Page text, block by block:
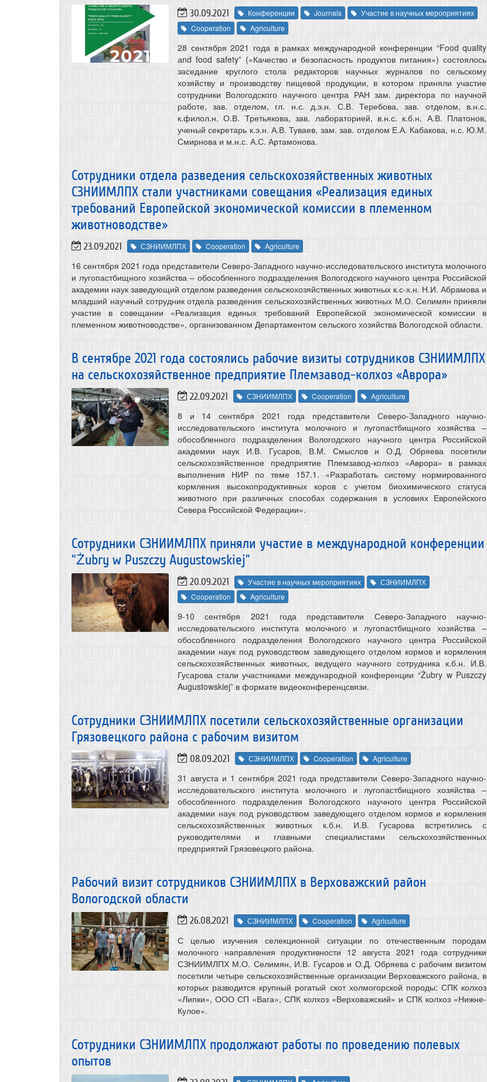
30.09.2021 Конференции Journals
Участие в научных мероприятиях
Cooperation
Agriculture
28 сентября 2021 года в рамках международной конференции “Food quality
аnd food safety” («Качество и безопасность продуктов питания») состоялось
заседание круглого стола редакторов научных журналов по сельскому
хозяйству и производству пищевой продукции, в котором приняли участие
сотрудники Вологодского научного центра РАН зам. директора по научной
работе, зав. отделом, гл. н.с. д.э.н. С.В. Теребова, зав. отделом, в.н.с.
к.филол.н. О.В. Третьякова, зав. лабораторией, в.н.с. к.б.н. А.В. Платонов,
ученый секретарь к.э.н. А.В. Туваев, зам. зав. отделом Е.А. Кабакова, н.с. Ю.М.
Смирнова и м.н.с. А.С. Артамонова.
Сотрудники отдела разведения сельскохозяйственных животных
СЗНИИМЛПХ стали участниками совещания «Реализация единых
требований Европейской экономической комиссии в племенном
животноводстве»
23.09.2021 СЗНИИМЛПХ Cooperation Agriculture
16 сентября 2021 года представители Северо-Западного научно-исследовательского института молочного
и лугопастбищного хозяйства – обособленного подразделения Вологодского научного центра Российской
академии наук заведующий отделом разведения сельскохозяйственных животных к.с-х.н. Н.И. Абрамова и
младший научный сотрудник отдела разведения сельскохозяйственных животных М.О. Селимян приняли
участие в совещании «Реализация единых требований Европейской экономической комиссии в
племенном животноводстве», организованном Департаментом сельского хозяйства Вологодской области.
В сентябре 2021 года состоялись рабочие визиты сотрудников СЗНИИМЛПХ
на сельскохозяйственное предприятие Племзавод-колхоз «Аврора»
22.09.2021 СЗНИИМЛПХ Cooperation Agriculture
8 и 14 сентября 2021 года представители Северо-Западного научно-
исследовательского института молочного и лугопастбищного хозяйства –
обособленного подразделения Вологодского научного центра Российской
академии наук И.В. Гусаров, В.М. Смыслов и О.Д. Обряева посетили
сельскохозяйственное предприятие Племзавод-колхоз «Аврора» в рамках
выполнения НИР по теме 157.1. «Разработать систему нормированного
кормления высокопродуктивных коров с учетом биохимического статуса
животного при различных способах содержания в условиях Европейского
Севера Российской Федерации».
Сотрудники СЗНИИМЛПХ приняли участие в международной конференции
“Żubry w Puszczy Augustowskiej”
20.09.2021 Участие в научных мероприятиях
СЗНИИМЛПХ
Cooperation
Agriculture
9-10 сентября 2021 года представители Северо-Западного научно-
исследовательского института молочного и лугопастбищного хозяйства –
обособленного подразделения Вологодского научного центра Российской
академии наук под руководством заведующего отделом кормов и кормления
сельскохозяйственных животных, ведущего научного сотрудника к.б.н. И.В.
Гусарова стали участниками международной конференции “Żubry w Puszczy
Augustowskiej” в формате видеоконференцсвязи.
Сотрудники СЗНИИМЛПХ посетили сельскохозяйственные организации
Грязовецкого района с рабочим визитом
08.09.2021 СЗНИИМЛПХ Cooperation Agriculture
31 августа и 1 сентября 2021 года представители Северо-Западного научно-
исследовательского института молочного и лугопастбищного хозяйства –
обособленного подразделения Вологодского научного центра Российской
академии наук под руководством заведующего отделом кормов и кормления
сельскохозяйственных животных к.б.н. И.В. Гусарова встретились с
руководителями и главными специалистами сельскохозяйственных
предприятий Грязовецкого района.
Рабочий визит сотрудников СЗНИИМЛПХ в Верховажский район
Вологодской области
26.08.2021 СЗНИИМЛПХ Cooperation Agriculture
С целью изучения селекционной ситуации по отечественным породам
молочного направления продуктивности 12 августа 2021 года сотрудники
СЗНИИМЛПХ М.О. Селимян, И.В. Гусаров и О.Д. Обряева с рабочим визитом
посетили четыре сельскохозяйственные организации Верховажского района, в
которых разводится крупный рогатый скот холмогорской породы: СПК колхоз
«Липки», ООО СП «Вага», СПК колхоз «Верховажский» и СПК колхоз «Нижне-
Кулое».
Сотрудники СЗНИИМЛПХ продолжают работы по проведению полевых
опытов